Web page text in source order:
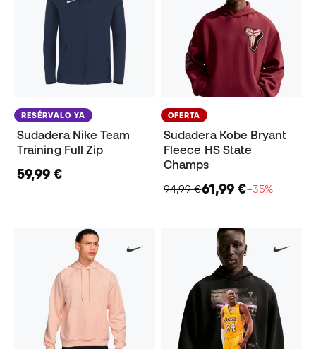
RESÉRVALO YA
Sudadera Nike Team
Training Full Zip
59,99 €
OFERTA
Sudadera Kobe Bryant
Fleece HS State
Champs
94,99 €61,99 €−35%